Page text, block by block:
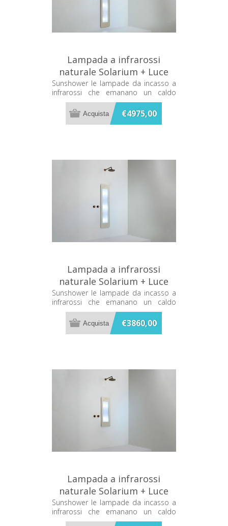
Lampada a infrarossi
naturale Solarium + Luce
UV Sabbia Sunshower Plus
L L0600-L0106
Sunshower le lampade da incasso a
infrarossi che emanano un caldo
terapeutico mentre ti fai la doccia
€4975,00
Lampada a infrarossi
naturale Solarium + Luce
UV Sabbia Sunshower Plus
M M0600-M0106
Sunshower le lampade da incasso a
infrarossi che emanano un caldo
terapeutico mentre ti fai la doccia
€3860,00
Lampada a infrarossi
naturale Solarium + Luce
UV Sabbia Sunshower Plus
S S0600-S0106
Sunshower le lampade da incasso a
infrarossi che emanano un caldo
terapeutico mentre ti fai la doccia